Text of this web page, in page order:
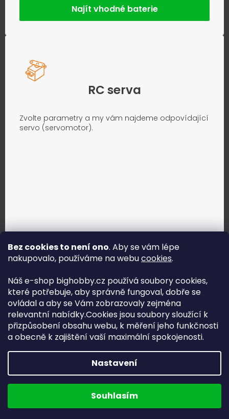
Bez cookies to není ono. Aby se vám lépe
nakupovalo, používáme na webucookies.
Náš e-shop bighobby.cz používá soubory cookies,
které potřebuje, aby správně fungoval, dobře se
ovládal a aby se Vám zobrazovaly zejména
relevantní nabídky.Cookies jsou soubory sloužící k
přizpůsobení obsahu webu, k měření jeho funkčnosti
a obecně k zajištění vaší maximální spokojenosti.
Nastavení
Souhlasím
Najít vhodné baterie
RC serva
Zvolte parametry a my vám najdeme odpovídající
servo (servomotor).
Jak vybrat správné servo?
Najít správné servo
Na UX & Web Design je tuLukáš Dubina
Shoptet
Copyright (c) 2016 -2026 Big hobby.cz - všechna práva